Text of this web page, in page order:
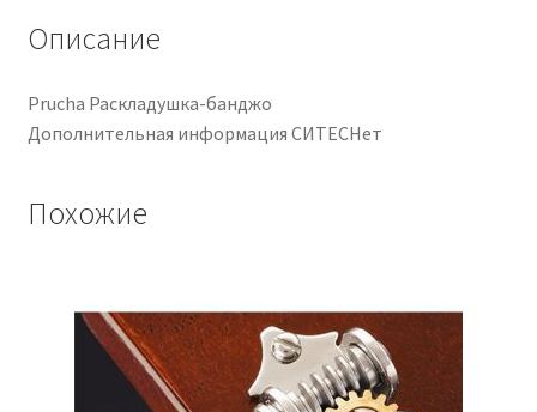
Описание
Prucha Раскладушка-банджо
Дополнительная информация СИТЕСНет
Похожие